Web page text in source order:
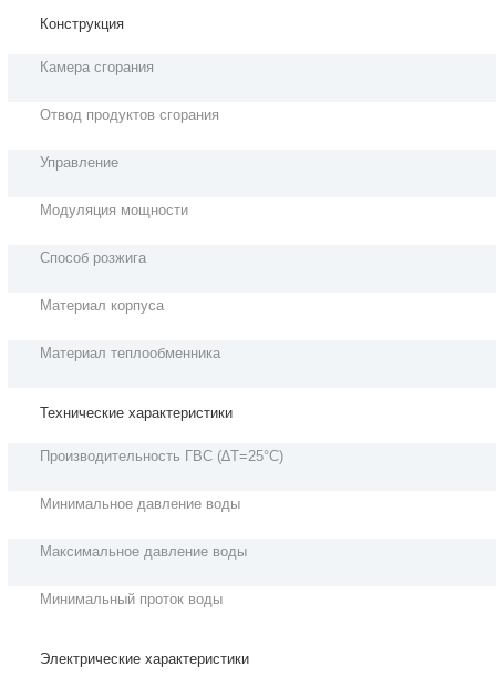
Конструкция
Камера сгорания
Отвод продуктов сгорания
Управление
Модуляция мощности
Способ розжига
Материал корпуса
Материал теплообменника
Технические характеристики
Производительность ГВС (∆Т=25°С)
Минимальное давление воды
Максимальное давление воды
Минимальный проток воды
Электрические характеристики